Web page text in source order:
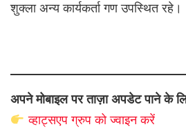
शुक्ला अन्य कार्यकर्ता गण उपस्थित रहे।
अपने मोबाइल पर ताज़ा अपडेट पाने के
व्हाट्सएपग्रुप कोज्वाइन करें